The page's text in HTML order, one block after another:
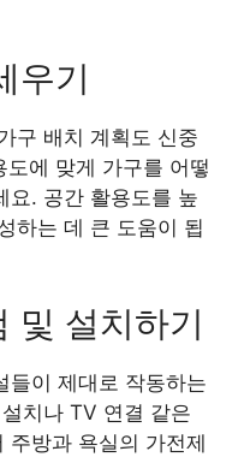
우기
구 배치 계획도 신중
에 맞게 가구를 어떻
요. 공간 활용도를 높
하는 데 큰 도움이 됩
및 설치하기
들이 제대로 작동하는
치나 TV 연결 같은
주방과 욕실의 가전제